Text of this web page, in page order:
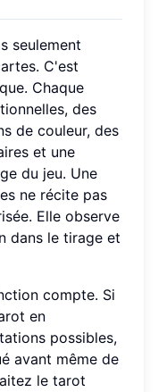
seulement
C'est
Chaque
des
de couleur, des
et une
du jeu. Une
ne récite pas
Elle observe
dans le tirage et
compte. Si
en
possibles,
avant même de
le tarot